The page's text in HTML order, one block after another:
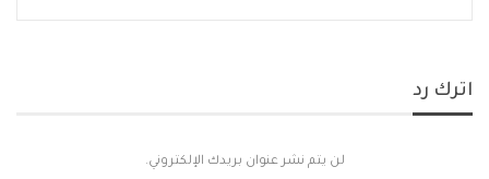
اترك رد
لن يتم نشر عنوان بريدك الإلكتروني.